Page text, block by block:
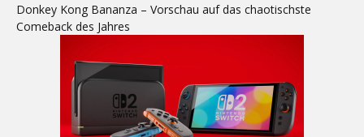
Donkey Kong Bananza – Vorschau auf das chaotischste
Comeback des Jahres